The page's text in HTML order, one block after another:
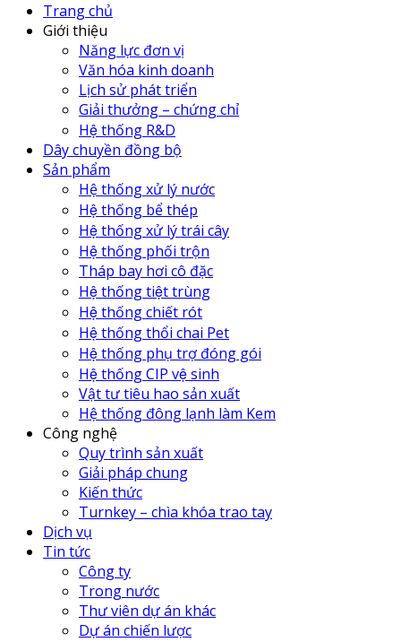
Trang chủ
Giới thiệu
Năng lực đơn vị
Văn hóa kinh doanh
Lịch sử phát triển
Giải thưởng – chứng chỉ
Hệ thống R&D
Dây chuyền đồng bộ
Sản phẩm
Hệ thống xử lý nước
Hệ thống bể thép
Hệ thống xử lý trái cây
Hệ thống phối trộn
Tháp bay hơi cô đặc
Hệ thống tiệt trùng
Hệ thống chiết rót
Hệ thống thổi chai Pet
Hệ thống phụ trợ đóng gói
Hệ thống CIP vệ sinh
Vật tư tiêu hao sản xuất
Hệ thống đông lạnh làm Kem
Công nghệ
Quy trình sản xuất
Giải pháp chung
Kiến thức
Turnkey – chìa khóa trao tay
Dịch vụ
Tin tức
Công ty
Trong nước
Thư viên dự án khác
Dự án chiến lược